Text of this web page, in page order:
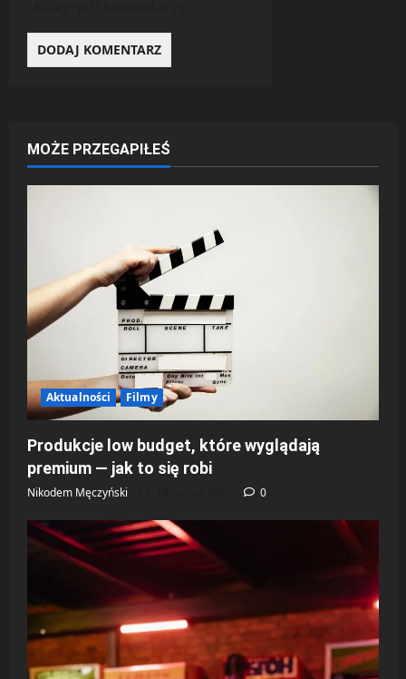
MOŻE PRZEGAPIŁEŚ
Aktualności Filmy
Produkcje low budget, które wyglądają
premium — jak to się robi
Nikodem Męczyński 0